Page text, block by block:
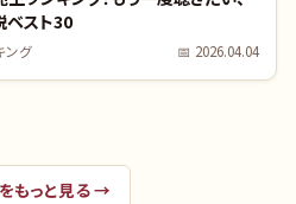
スト30
ング 📅 2026.04.04
もっと見る →